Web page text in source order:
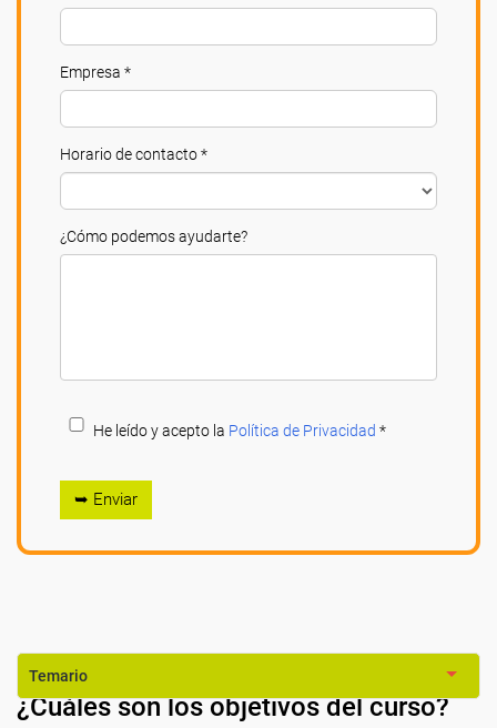
Empresa *
Horario de contacto *
¿Cómo podemos ayudarte?
He leído y acepto la Política de Privacidad *
➥ Enviar
Temario
¿Cuáles son los objetivos del curso?